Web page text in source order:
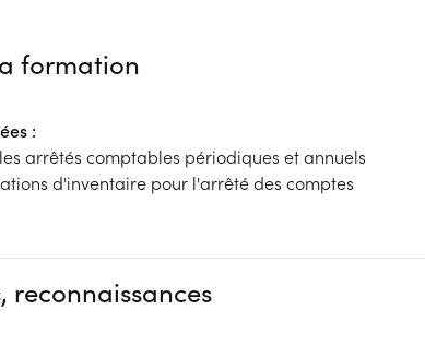
individualisé
formation
:
arrêtés comptables périodiques et annuels
d'inventaire pour l'arrêté des comptes
reconnaissances